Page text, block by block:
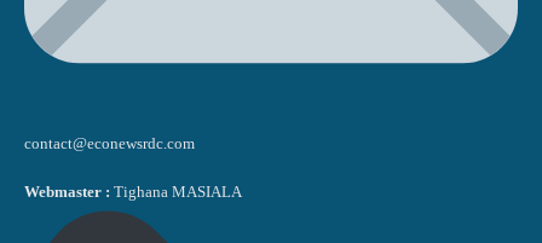
contact@econewsrdc.com
Webmaster : Tighana MASIALA